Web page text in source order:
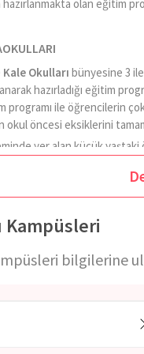
olan eğitim
Kale Okulları bünyesine 3
hazırladığı eğitim
programı ile öğrencilerin
okul öncesi eksiklerini
yer alan küçük
verilmektedir. Özel
yetenekli, paylaşımcı
Scamper, Göster-
yaklaşımları okulun sunduğu
temel alınarak, konular
bilgiler çekilerek
Kampüsleri
bilgilerine